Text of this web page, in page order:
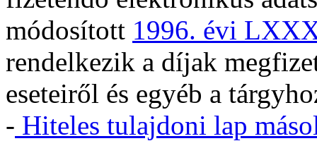
módosított 1996. évi
rendelkezik a díjak
eseteiről és egyéb a
- Hiteles tulajdoni lap